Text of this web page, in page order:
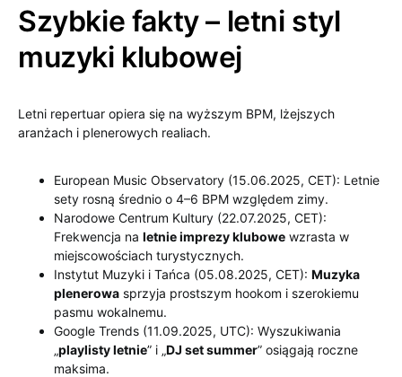
Szybkie fakty – letni styl
muzyki klubowej
Letni repertuar opiera się na wyższym BPM, lżejszych
aranżach i plenerowych realiach.
European Music Observatory (15.06.2025, CET): Letnie
sety rosną średnio o 4–6 BPM względem zimy.
Narodowe Centrum Kultury (22.07.2025, CET):
Frekwencja na letnie imprezy klubowe wzrasta w
miejscowościach turystycznych.
Instytut Muzyki i Tańca (05.08.2025, CET): Muzyka
plenerowa sprzyja prostszym hookom i szerokiemu
pasmu wokalnemu.
Google Trends (11.09.2025, UTC): Wyszukiwania
„playlisty letnie” i „DJ set summer” osiągają roczne
maksima.